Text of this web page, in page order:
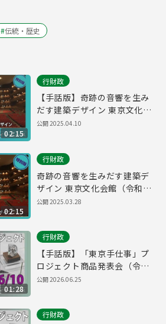
#伝統・歴史
02:15
行財政
【手話版】奇跡の音響を生み
だす建築デザイン 東京文化会
館（令和7年3月28日 東京デイ
公開2025.04.10
02:15
行財政
奇跡の音響を生みだす建築デ
ザイン 東京文化会館（令和7
年3月28日 東京デイリーニュ
公開2025.03.28
01:28
行財政
【手話版】「東京手仕事」プ
ロジェクト商品発表会（令和8
年6月10日 東京デイリーニュ
公開2026.06.25
行財政